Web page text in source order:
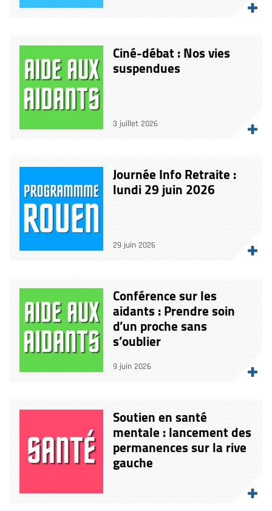
Ciné-débat : Nos vies
suspendues
3 juillet 2026
Journée Info Retraite :
lundi 29 juin 2026
29 juin 2026
Conférence sur les
aidants : Prendre soin
d’un proche sans
s’oublier
9 juin 2026
Soutien en santé
mentale : lancement des
permanences sur la rive
gauche